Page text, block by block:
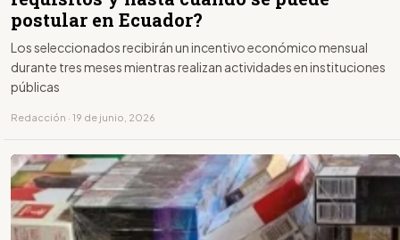
postular en Ecuador?
Los seleccionados recibirán un incentivo económico mensual
durante tres meses mientras realizan actividades en instituciones
públicas
Redacción · 19 de junio, 2026